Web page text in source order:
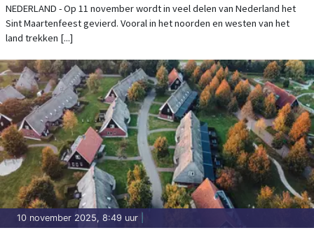
NEDERLAND - Op 11 november wordt in veel delen van Nederland het
Sint Maartenfeest gevierd. Vooral in het noorden en westen van het
land trekken [...]
10 november 2025, 8:49 uur